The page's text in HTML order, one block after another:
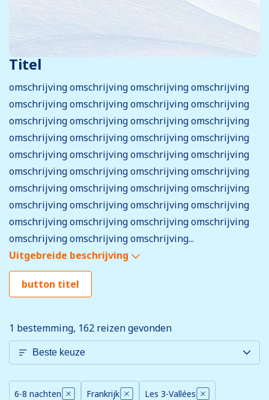
Titel
omschrijving omschrijving omschrijving omschrijving
omschrijving omschrijving omschrijving omschrijving
omschrijving omschrijving omschrijving omschrijving
omschrijving omschrijving omschrijving omschrijving
omschrijving omschrijving omschrijving omschrijving
omschrijving omschrijving omschrijving omschrijving
omschrijving omschrijving omschrijving omschrijving
omschrijving omschrijving omschrijving omschrijving
omschrijving omschrijving omschrijving omschrijving
omschrijving omschrijving omschrijving...
Uitgebreide beschrijving
button titel
1 bestemming, 162 reizen gevonden
6-8 nachten Frankrijk Les 3-Vallées